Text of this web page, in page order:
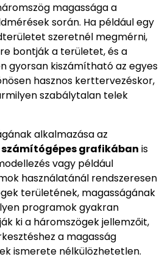
magassága a
során. Ha például egy
szeretnél megmérni,
bontják a területet, és a
gyorsan kiszámítható az egyes
hasznos kerttervezéskor,
szabálytalan telek
alkalmazása az
grafikában is
vagy például
használatánál rendszeresen
területének, magasságának
programok gyakran
ki a háromszögek jellemzőit,
a magasság
ismerete nélkülözhetetlen.